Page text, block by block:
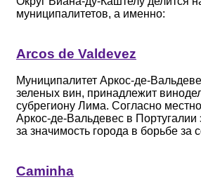
муниципалитетов, а именно:
Arcos de Valdevez
Муниципалитет Аркос-де-
зеленых вин, принадлежит
субрегиону Лима. Согласно
Аркос-де-Вальдевес в Португалии
за значимость города в борьбе за
Caminha